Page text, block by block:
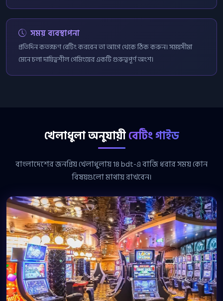
সময় ব্যবস্থাপনা
প্রতিদিন কতক্ষণ বেটিং করবেন তা আগে থেকে ঠিক করুন। সময়সীমা
মেনে চলা দায়িত্বশীল গেমিংয়ের একটি গুরুত্বপূর্ণ অংশ।
খেলাধুলা অনুযায়ীবেটিং গাইড
বাংলাদেশের জনপ্রিয় খেলাধুলায় 18 bdt-এ বাজি ধরার সময় কোন
বিষয়গুলো মাথায় রাখবেন।